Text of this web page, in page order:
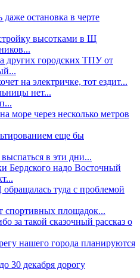
даже остановка в черте
высотками в Щ
других городских ТПУ от
на электричке, тот ездит...
нет...
море через несколько метров
еще бы
выспаться в эти дни...
Бердского надо Восточный
туда с проблемой
спортивных площадок...
за такой сказочный рассказ о
нашего города планируются
30 декабря дорогу